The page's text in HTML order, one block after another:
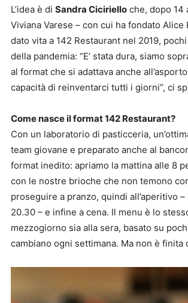
L’idea è di Sandra Ciciriello che, dopo 14
Viviana Varese – con cui ha fondato Alice
dato vita a 142 Restaurant nel 2019,
della pandemia: “E’ stata dura, siamo
al format che si adattava anche
capacità di reinventarci tutti i giorni”, ci
Come nasce il format 142 Restaurant?
Con un laboratorio di pasticceria,
team giovane e preparato anche al
format inedito: apriamo la mattina alle 8
con le nostre brioche che non temono
proseguire a pranzo, quindi all’aperitivo –
20.30 – e infine a cena. Il menu è lo
mezzogiorno sia alla sera, basato su
cambiano ogni settimana. Ma non è finita